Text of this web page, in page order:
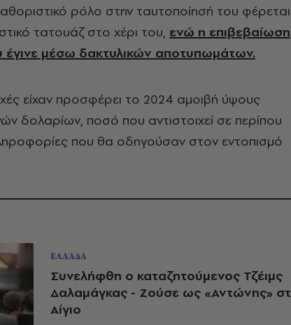
ρόλο στην ταυτοποίησή του φέρεται
τατουάζ στο χέρι του, ενώ η επιβεβαίωση
έγινε μέσω δακτυλικών αποτυπωμάτων.
είχαν προσφέρει το 2024 αμοιβή ύψους
δολαρίων, ποσό που αντιστοιχεί σε περίπου
που θα οδηγούσαν στον εντοπισμό
ΕΛΛΑΔΑ
Συνελήφθη ο καταζητούμενος Τζέιμς
Δαλαμάγκας - Ζούσε ως «Αντώνης»
Αίγιο